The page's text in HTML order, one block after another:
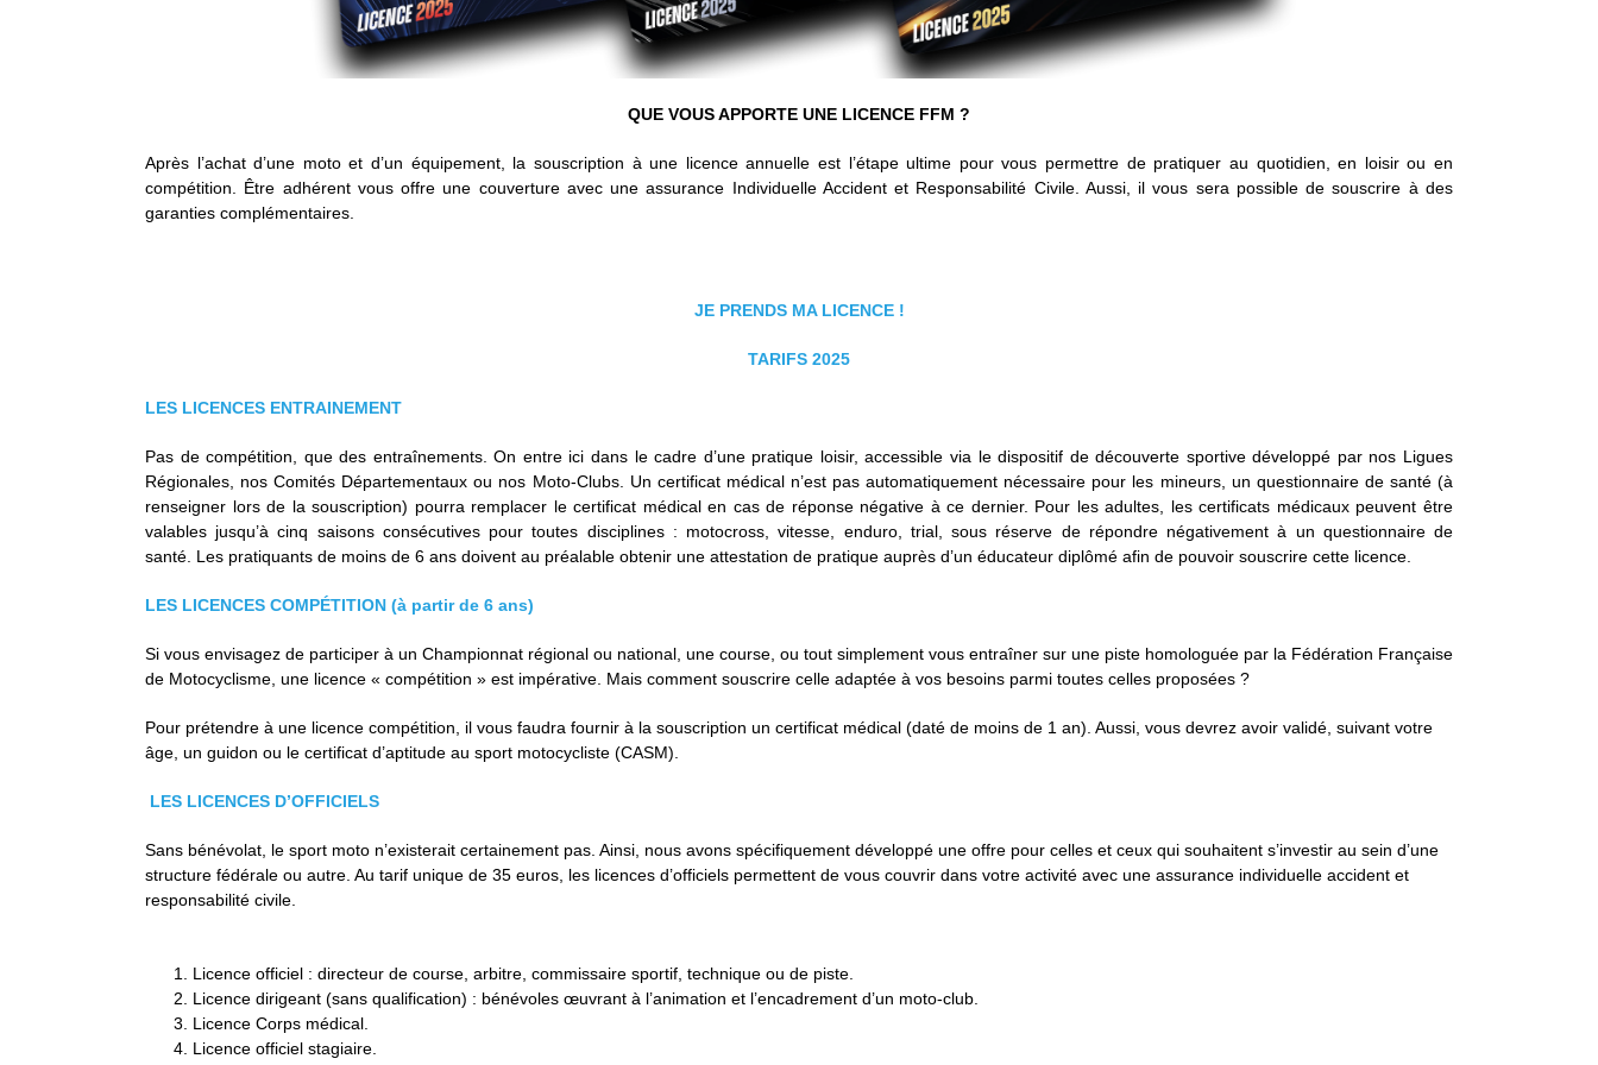
QUE VOUS APPORTE UNE LICENCE FFM ?
Après l’achat d’une moto et d’un équipement, la souscription à une licence annuelle est l’étape ultime pour vous permettre de pratiquer au quotidien, en loisir ou en
compétition. Être adhérent vous offre une couverture avec une assurance Individuelle Accident et Responsabilité Civile. Aussi, il vous sera possible de souscrire à des
garanties complémentaires.
JE PRENDS MA LICENCE !
TARIFS 2025
LES LICENCES ENTRAINEMENT
Pas de compétition, que des entraînements. On entre ici dans le cadre d’une pratique loisir, accessible via le dispositif de découverte sportive développé par nos Ligues
Régionales, nos Comités Départementaux ou nos Moto-Clubs. Un certificat médical n’est pas automatiquement nécessaire pour les mineurs, un questionnaire de santé (à
renseigner lors de la souscription) pourra remplacer le certificat médical en cas de réponse négative à ce dernier. Pour les adultes, les certificats médicaux peuvent être
valables jusqu’à cinq saisons consécutives pour toutes disciplines : motocross, vitesse, enduro, trial, sous réserve de répondre négativement à un questionnaire de
santé. Les pratiquants de moins de 6 ans doivent au préalable obtenir une attestation de pratique auprès d’un éducateur diplômé afin de pouvoir souscrire cette licence.
LES LICENCES COMPÉTITION (à partir de 6 ans)
Si vous envisagez de participer à un Championnat régional ou national, une course, ou tout simplement vous entraîner sur une piste homologuée par la Fédération Française
de Motocyclisme, une licence « compétition » est impérative. Mais comment souscrire celle adaptée à vos besoins parmi toutes celles proposées ?
Pour prétendre à une licence compétition, il vous faudra fournir à la souscription un certificat médical (daté de moins de 1 an). Aussi, vous devrez avoir validé, suivant votre
âge, un guidon ou le certificat d’aptitude au sport motocycliste (CASM).
LES LICENCES D’OFFICIELS
Sans bénévolat, le sport moto n’existerait certainement pas. Ainsi, nous avons spécifiquement développé une offre pour celles et ceux qui souhaitent s’investir au sein d’une
structure fédérale ou autre. Au tarif unique de 35 euros, les licences d’officiels permettent de vous couvrir dans votre activité avec une assurance individuelle accident et
responsabilité civile.
Licence officiel : directeur de course, arbitre, commissaire sportif, technique ou de piste.
Licence dirigeant (sans qualification) : bénévoles œuvrant à l’animation et l’encadrement d’un moto-club.
Licence Corps médical.
Licence officiel stagiaire.